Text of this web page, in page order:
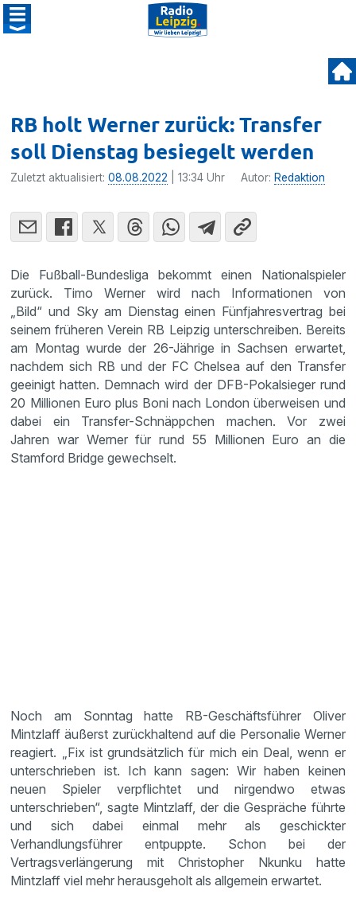
RB holt Werner zurück: Transfer
soll Dienstag besiegelt werden
Zuletzt aktualisiert:08.08.2022 | 13:34 Uhr Autor: Redaktion
Die Fußball-Bundesliga bekommt einen Nationalspieler
zurück. Timo Werner wird nach Informationen von
„Bild“ und Sky am Dienstag einen Fünfjahresvertrag bei
seinem früheren Verein RB Leipzig unterschreiben. Bereits
am Montag wurde der 26-Jährige in Sachsen erwartet,
nachdem sich RB und der FC Chelsea auf den Transfer
geeinigt hatten. Demnach wird der DFB-Pokalsieger rund
20 Millionen Euro plus Boni nach London überweisen und
dabei ein Transfer-Schnäppchen machen. Vor zwei
Jahren war Werner für rund 55 Millionen Euro an die
Stamford Bridge gewechselt.
Noch am Sonntag hatte RB-Geschäftsführer Oliver
Mintzlaff äußerst zurückhaltend auf die Personalie Werner
reagiert. „Fix ist grundsätzlich für mich ein Deal, wenn er
unterschrieben ist. Ich kann sagen: Wir haben keinen
neuen Spieler verpflichtet und nirgendwo etwas
unterschrieben“, sagte Mintzlaff, der die Gespräche führte
und sich dabei einmal mehr als geschickter
Verhandlungsführer entpuppte. Schon bei der
Vertragsverlängerung mit Christopher Nkunku hatte
Mintzlaff viel mehr herausgeholt als allgemein erwartet.